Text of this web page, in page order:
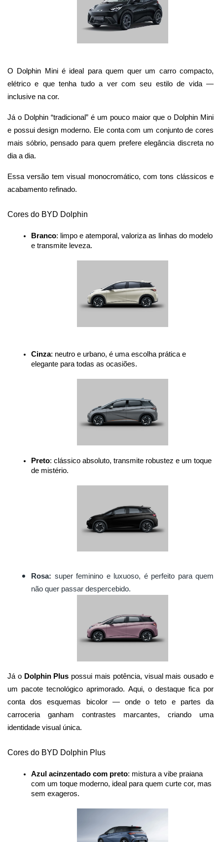
O Dolphin Mini é ideal para quem quer um carro compacto,
elétrico e que tenha tudo a ver com seu estilo de vida —
inclusive na cor.
Já o Dolphin “tradicional” é um pouco maior que o Dolphin Mini
e possui design moderno. Ele conta com um conjunto de cores
mais sóbrio, pensado para quem prefere elegância discreta no
dia a dia.
Essa versão tem visual monocromático, com tons clássicos e
acabamento refinado.
Cores do BYD Dolphin
Branco: limpo e atemporal, valoriza as linhas do modelo
e transmite leveza.
Cinza: neutro e urbano, é uma escolha prática e
elegante para todas as ocasiões.
Preto: clássico absoluto, transmite robustez e um toque
de mistério.
Rosa: super feminino e luxuoso, é perfeito para quem
não quer passar despercebido.
Já o Dolphin Plus possui mais potência, visual mais ousado e
um pacote tecnológico aprimorado. Aqui, o destaque fica por
conta dos esquemas bicolor — onde o teto e partes da
carroceria ganham contrastes marcantes, criando uma
identidade visual única.
Cores do BYD Dolphin Plus
Azul acinzentado com preto: mistura a vibe praiana
com um toque moderno, ideal para quem curte cor, mas
sem exageros.